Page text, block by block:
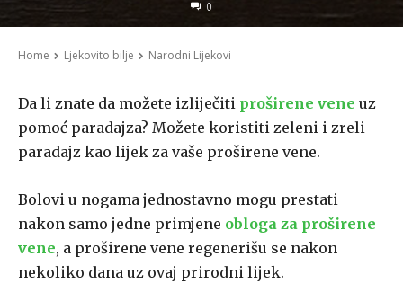
0
Home Ljekovito bilje Narodni Lijekovi
Da li znate da možete izliječiti proširene vene uz
pomoć paradajza? Možete koristiti zeleni i zreli
paradajz kao lijek za vaše proširene vene.
Bolovi u nogama jednostavno mogu prestati
nakon samo jedne primjene obloga za proširene
vene, a proširene vene regenerišu se nakon
nekoliko dana uz ovaj prirodni lijek.